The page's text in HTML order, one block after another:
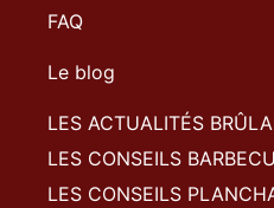
FAQ
Le blog
LES ACTUALITÉS
LES CONSEILS
LES CONSEILS